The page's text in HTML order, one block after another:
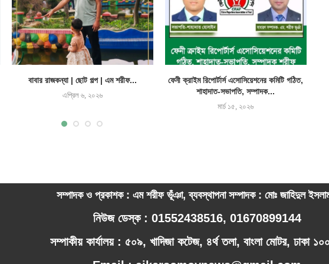
বাবার রাজকন্যা | ছোট গল্প | এম শরীফ...
এপ্রিল ৬, ২০২৬
ফেনী ক্রাইম রিপোর্টার্স এসোসিয়েশনের কমিটি গঠিত,
শাহাদাত-সভাপতি, সম্পাদক...
মার্চ ১৫, ২০২৬
সম্পাদক ও প্রকাশক : এম শরীফ ভূঁঞা, ব্যবস্থাপনা সম্পাদক : মোঃ জাহিদুল
নিউজ ডেস্ক : 01552438516, 01670899144
সম্পাকীয় কার্যালয় : ৫০৯, খাদিজা কটেজ, ৪র্থ তলা, বাংলা মোটর, ঢাকা